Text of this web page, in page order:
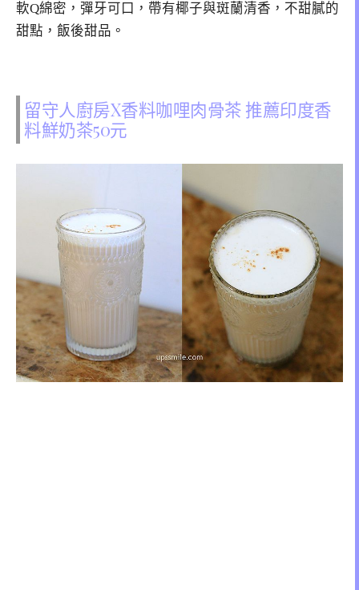
軟Q綿密，彈牙可口，帶有椰子與斑蘭清香，不甜膩的
甜點，飯後甜品。
留守人廚房X香料咖哩肉骨茶 推薦印度香
料鮮奶茶50元